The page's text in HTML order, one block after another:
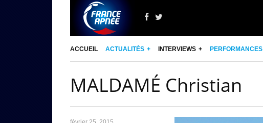
ACCUEIL ACTUALITÉS INTERVIEWS PERFORMANCES
MALDAMÉ Christian